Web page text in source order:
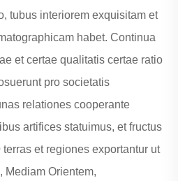
tubus interiorem exquisitam et
habet. Continua
et certae qualitatis certae ratio
pro societatis
relationes cooperante
artifices statuimus, et fructus
et regiones exportantur ut
Mediam Orientem,